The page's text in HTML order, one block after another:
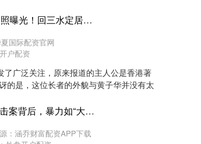
坤鹏配资平台 黄子华95岁父亲近照曝光！回三水定居，捐1000元给政府灭蚊引热议
国际配资官网
户配资
广泛关注，原来报道的主人公是香港著
的是，这位长者的外貌与黄子华并没有太
临沂股票配资网官网 美国校园枪击案背后，暴力如“大象席地而坐”
：涵乔财富配资APP下载